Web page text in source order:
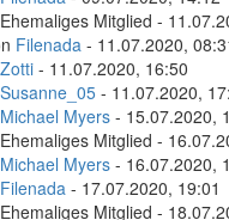
Mitglied -
Filenada - 11.07.2020,
Zotti - 11.07.2020, 16:50
Susanne_05 - 11.07.2020,
Michael Myers - 15.07.2020,
Mitglied -
Michael Myers - 16.07.2020,
Filenada - 17.07.2020, 19:01
Mitglied -